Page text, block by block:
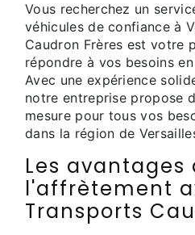
Vous recherchez un
véhicules de confiance à
Caudron Frères est votre
répondre à vos besoins
Avec une expérience
notre entreprise propose
mesure pour tous vos
dans la région de
Les avantages
l'affrètement
Transports